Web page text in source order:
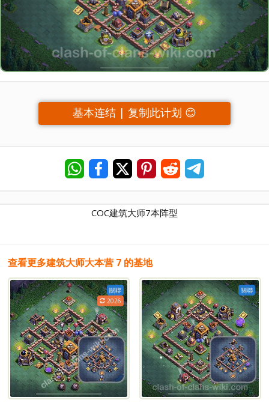
基本连结 | 复制此计划 😊
COC建筑大师7本阵型
查看更多建筑大师大本营 7 的基地
關聯
2026
關聯